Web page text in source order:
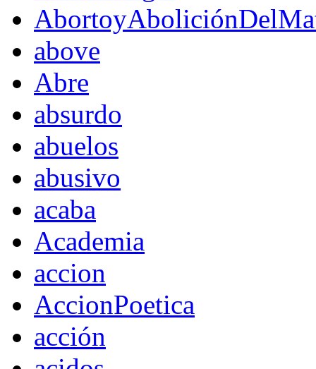
above
Abre
absurdo
abuelos
abusivo
acaba
Academia
accion
AccionPoetica
acción